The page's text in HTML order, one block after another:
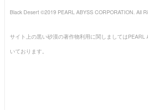
Black Desert ©2019 PEARL ABYSS CORPORATION. All
サイト上の黒い砂漠の著作物利用に関しましてはPEARL
いております。